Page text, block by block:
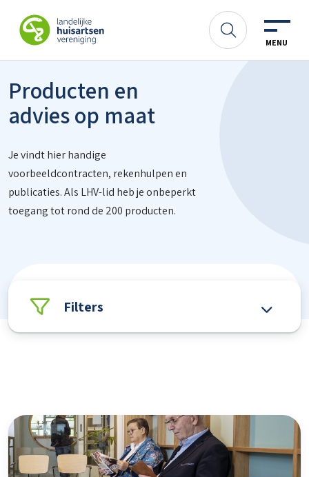
LHV
MENU
Zoeken
Producten en
advies op maat
Je vindt hier handige
voorbeeldcontracten, rekenhulpen en
publicaties. Als LHV-lid heb je onbeperkt
toegang tot rond de 200 producten.
Filters